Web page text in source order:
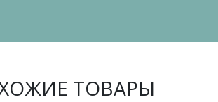
ТОВАРЫ